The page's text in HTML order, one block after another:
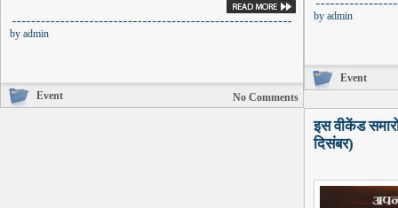
by admin
Event No Comments
by admin
Event
इस वीकेंड
दिसंबर)